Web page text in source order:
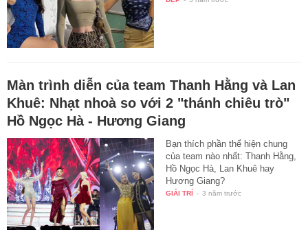
Màn trình diễn của team Thanh Hằng và Lan
Khuê: Nhạt nhoà so với 2 "thánh chiêu trò"
Hồ Ngọc Hà - Hương Giang
Bạn thích phần thể hiện chung
của team nào nhất: Thanh Hằng,
Hồ Ngọc Hà, Lan Khuê hay
Hương Giang?
GIẢI TRÍ - 3 năm trước